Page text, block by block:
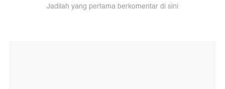
Jadilah yang pertama berkomentar di sini